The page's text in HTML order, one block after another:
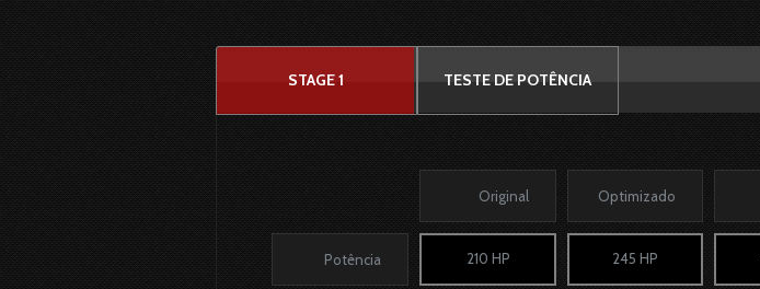
STAGE 1 TESTE DE POTÊNCIA
Original Optimizado
Potência 210 HP 245 HP